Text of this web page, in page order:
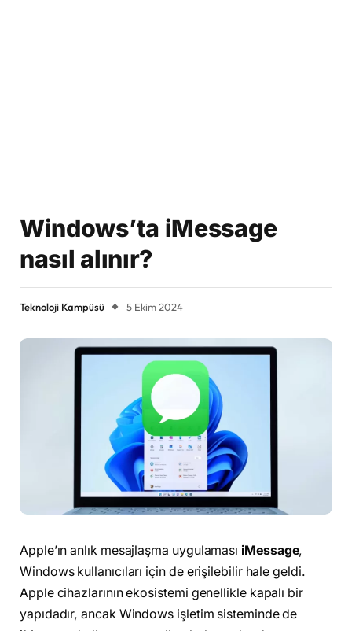
Windows’ta iMessage
nasıl alınır?
Teknoloji Kampüsü 5 Ekim 2024
Apple’ın anlık mesajlaşma uygulaması iMessage,
Windows kullanıcıları için de erişilebilir hale geldi.
Apple cihazlarının ekosistemi genellikle kapalı bir
yapıdadır, ancak Windows işletim sisteminde de